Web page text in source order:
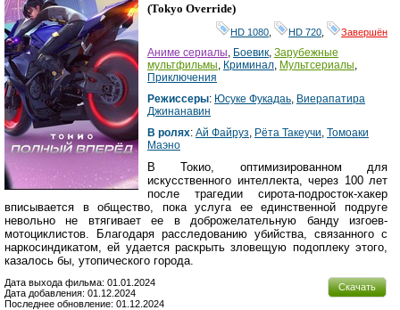
(Tokyo Override)
HD 1080 HD 720 Завершён
Аниме сериалы, Боевик, Зарубежные
мультфильмы, Криминал, Мультсериалы,
Приключения
Режиссеры: Юсуке Фукадаь, Виерапатира
Джинанавин
В ролях: Ай Файруз, Рёта Такеучи, Томоаки
Маэно
В Токио, оптимизированном для
искусственного интеллекта, через 100 лет
после трагедии сирота-подросток-хакер
вписывается в общество, пока услуга ее единственной подруге
невольно не втягивает ее в доброжелательную банду изгоев-
мотоциклистов. Благодаря расследованию убийства, связанного с
наркосиндикатом, ей удается раскрыть зловещую подоплеку этого,
казалось бы, утопического города.
Скачать
Дата выхода фильма: 01.01.2024
Дата добавления: 01.12.2024
Последнее обновление: 01.12.2024